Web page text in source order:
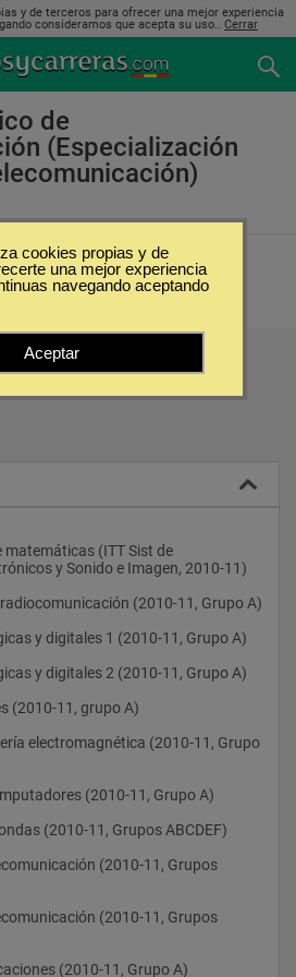
y de terceros para ofrecer una mejor experiencia
consideramos que acepta su uso.. Cerrar
de
(Especialización
de Málaga
Universitarias
y Sonido e Imagen, 2010-11)
(2010-11, Grupo A)
y digitales 1 (2010-11, Grupo A)
y digitales 2 (2010-11, Grupo A)
(2010-11, grupo A)
electromagnética (2010-11, Grupo
(2010-11, Grupo A)
(2010-11, Grupos ABCDEF)
(2010-11, Grupos
(2010-11, Grupos
(2010-11, Grupo A)
cookies propias y de
una mejor experiencia
navegando aceptando
Aceptar